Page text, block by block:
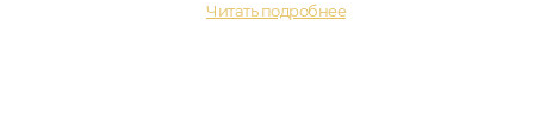
Читать подробнее